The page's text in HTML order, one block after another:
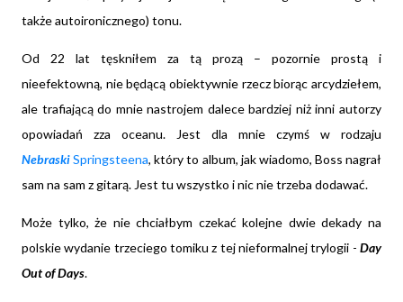
także autoironicznego) tonu.
Od 22 lat tęskniłem za tą prozą – pozornie prostą i
nieefektowną, nie będącą obiektywnie rzecz biorąc arcydziełem,
ale trafiającą do mnie nastrojem dalece bardziej niż inni autorzy
opowiadań zza oceanu. Jest dla mnie czymś w rodzaju
NebraskiSpringsteena, który to album, jak wiadomo, Boss nagrał
sam na sam z gitarą. Jest tu wszystko i nic nie trzeba dodawać.
Może tylko, że nie chciałbym czekać kolejne dwie dekady na
polskie wydanie trzeciego tomiku z tej nieformalnej trylogii - Day
Out of Days.